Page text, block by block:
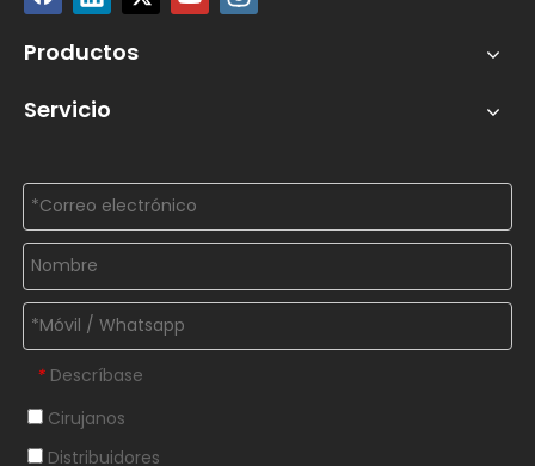
Productos
Servicio
* Descríbase
Cirujanos
Distribuidores